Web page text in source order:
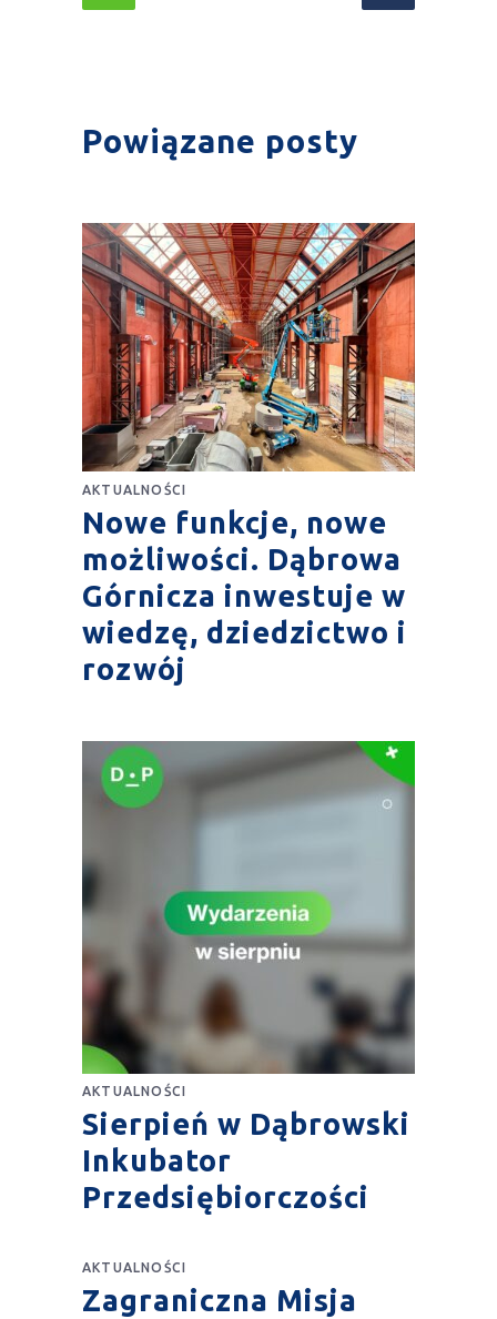
Powiązane posty
AKTUALNOŚCI
Nowe funkcje, nowe
możliwości. Dąbrowa
Górnicza inwestuje w
wiedzę, dziedzictwo i
rozwój
AKTUALNOŚCI
Sierpień w Dąbrowski
Inkubator
Przedsiębiorczości
AKTUALNOŚCI
Zagraniczna Misja